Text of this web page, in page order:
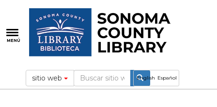
contenido
principal
MENÚ
English Español
sitio web